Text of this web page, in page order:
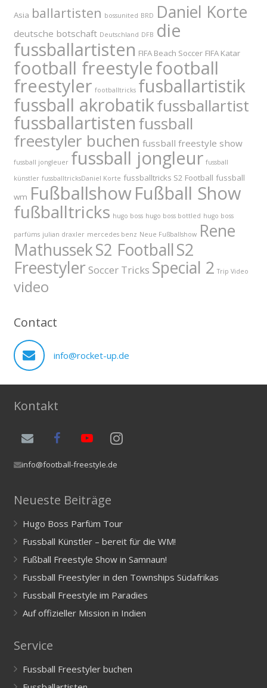
Asia ballartisten bossunited BRD Daniel Korte
deutsche botschaft Deutschland DFB die
fussballartisten FIFA Beach Soccer FIFA Katar
football freestylefootball
freestyler footballtricks fusballartistik
fussball akrobatikfussballartist
fussballartistenfussball
freestyler buchen fussball freestyle show
fussball jongleuer fussball jongleur fussball
künstler fussballtricksDaniel Korte fussballtricks S2 Football fussball
wm FußballshowFußball Show
fußballtricks hugo boss hugo boss bottled hugo boss
parfüms julian draxler mercedes benz Neue Fußballshow Rene
MathussekS2 FootballS2
Freestyler Soccer Tricks Special 2 Trip Video
video
Contact
info@rocket-up.de
Kontakt
info@football-freestyle.de
Neueste Beiträge
Hugo Boss Parfüm Tour
Fussball Künstler – bereit für die WM!
Fußball Freestyle Show in Samnaun!
Fussball Freestyler in den Townships Südafrikas
Fussball Freestyle im Paradies
Auf offizieller Mission in Indien
Service
Fussball Freestyler buchen